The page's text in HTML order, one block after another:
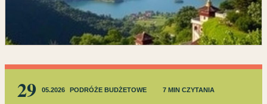
29 05.2026 PODRÓŻE BUDŻETOWE 7 MIN CZYTANIA